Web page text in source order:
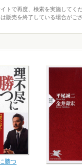
トで再度、検索を実施してくだ
販売を終了している場合がござ
勝つ